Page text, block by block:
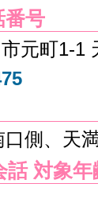
番号
元町1-1
側、天
話 対象年